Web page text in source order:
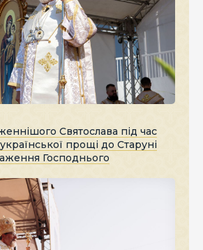
Святослава під час
прощі до Старуні
Господнього